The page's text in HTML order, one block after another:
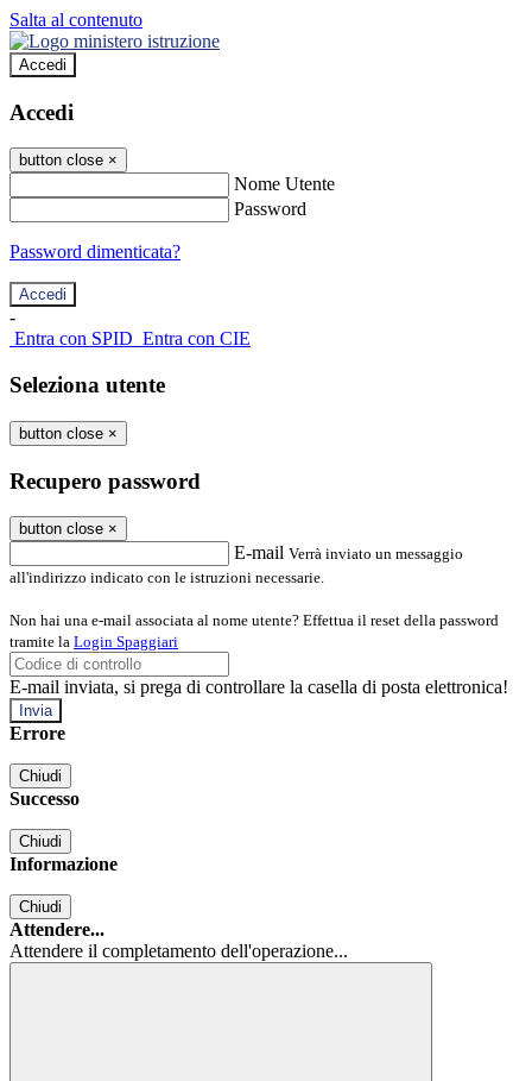
Salta al contenuto
Accedi
Accedi
button close ×
Nome Utente
Password
Password dimenticata?
-
Entra con SPID Entra con CIE
Seleziona utente
button close ×
Recupero password
button close ×
E-mail Verrà inviato un messaggio
all'indirizzo indicato con le istruzioni necessarie.
Non hai una e-mail associata al nome utente? Effettua il reset della password
tramite la Login Spaggiari
E-mail inviata, si prega di controllare la casella di posta elettronica!
Errore
Chiudi
Successo
Chiudi
Informazione
Chiudi
Attendere...
Attendere il completamento dell'operazione...